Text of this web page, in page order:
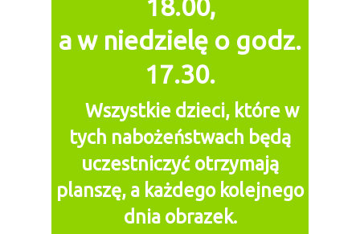
18.00,
a w niedzielę o godz.
17.30.
Wszystkie dzieci, które w
tych nabożeństwach będą
uczestniczyć otrzymają
planszę, a każdego kolejnego
dnia obrazek.